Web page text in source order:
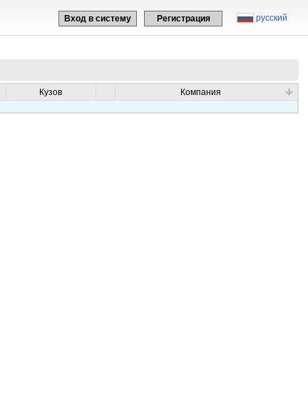
русский
Вход в систему Регистрация
Кузов
Компания